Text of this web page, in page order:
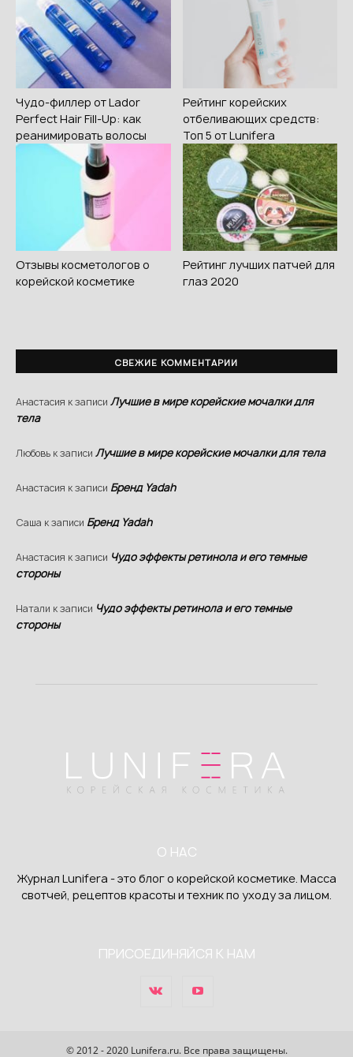
Чудо-филлер от Lador
Perfect Hair Fill-Up: как
реанимировать волосы
Рейтинг корейских
отбеливающих средств:
Топ 5 от Lunifera
Отзывы косметологов о
корейской косметике
Рейтинг лучших патчей для
глаз 2020
СВЕЖИЕ КОММЕНТАРИИ
Анастасия к записи Лучшие в мире корейские мочалки для
тела
Любовь к записи Лучшие в мире корейские мочалки для тела
Анастасия к записи Бренд Yadah
Саша к записи Бренд Yadah
Анастасия к записи Чудо эффекты ретинола и его темные
стороны
Натали к записи Чудо эффекты ретинола и его темные
стороны
О НАС
Журнал Lunifera - это блог о корейской косметике. Масса
свотчей, рецептов красоты и техник по уходу за лицом.
ПРИСОЕДИНЯЙСЯ К НАМ
© 2012 - 2020 Lunifera.ru. Все права защищены.